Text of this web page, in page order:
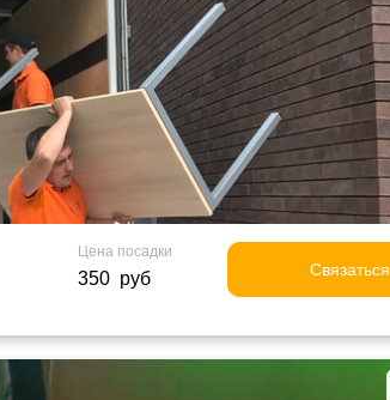
Цена посадки
350 руб Связаться